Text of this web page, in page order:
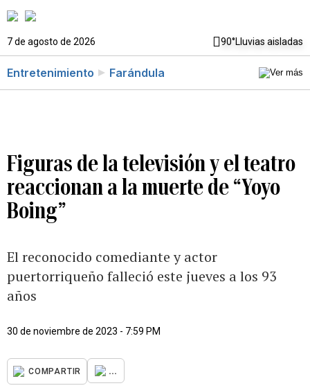
7 de agosto de 2026 90°Lluvias aisladas
Entretenimiento Farándula
Figuras de la televisión y el teatro
reaccionan a la muerte de “Yoyo
Boing”
El reconocido comediante y actor
puertorriqueño falleció este jueves a los 93
años
30 de noviembre de 2023 - 7:59 PM
COMPARTIR ...